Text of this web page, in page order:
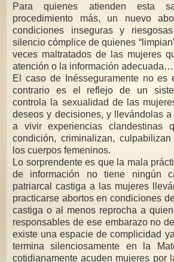
Para quienes atienden esta
procedimiento más, un nuevo
condiciones inseguras y
silencio cómplice de quienes
veces maltratados de las mujeres
atención o la información adecuada…
El caso de Inésseguramente no es
contrario es el reflejo de un
controla la sexualidad de las
deseos y decisiones, y llevándolas
a vivir experiencias clandestinas
condición, criminalizan,
los cuerpos femeninos.
Lo sorprendente es que la mala
de información no tiene ningún
patriarcal castiga a las mujeres
practicarse abortos en condiciones
castiga o al menos reprocha a
responsables de ese embarazo no
existe una espacie de complicidad
termina silenciosamente en la
cotidianamente acuden mujeres por